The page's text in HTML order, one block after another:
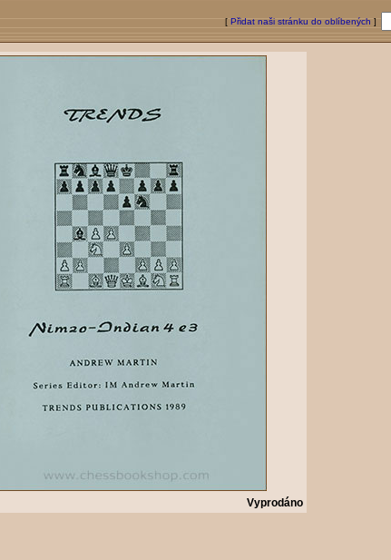
[ Přidat naši stránku do oblíbených ]
Vyprodáno